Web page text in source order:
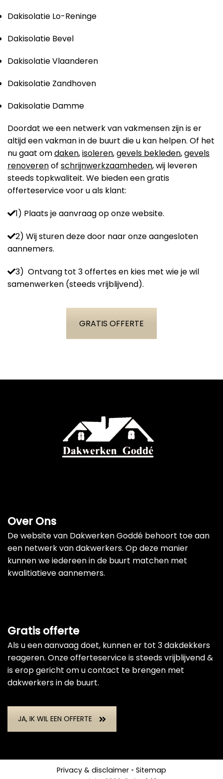
Dakisolatie Lo-Reninge
Dakisolatie Bevel
Dakisolatie Vlaanderen
Dakisolatie Zandhoven
Dakisolatie Damme
Doordat we een netwerk van vakmensen zijn is er
altijd een vakman in de buurt die u kan helpen. Of het
nu gaat omdaken,isoleren,gevels bekleden,gevels
renoverenof schrijnwerkzaamheden, wij leveren
steeds topkwaliteit. We bieden een gratis
offerteservice voor u als klant:
1) Plaats je aanvraag op onze website.
2) Wij sturen deze door naar onze aangesloten
aannemers.
3) Ontvang tot 3 offertes en kies met wie je wil
samenwerken (steeds vrijblijvend).
GRATIS OFFERTE
Over Ons
De website van Dakwerken Goddé behoort toe aan
een netwerk van dakwerkers. Op deze manier
kunnen we iedereen in de buurt matchen met
kwalitiatieve aannemers.
Gratis offerte
Als u een aanvaag doet, kunnen er tot 3 dakdekkers
reageren. Onze offerteservice is steeds vrijblijvend &
is erop gericht om u contact te brengen met
dakwerkers in de buurt.
JA, IK WIL EEN OFFERTE
Privacy & disclaimer • Sitemap